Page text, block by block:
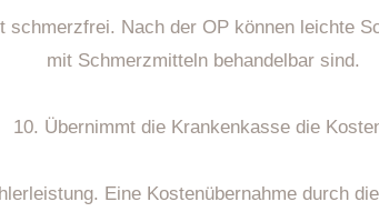
Nach der OP können leichte
mit Schmerzmitteln behandelbar sind.
10. Übernimmt die Krankenkasse die
Eine Kostenübernahme durch